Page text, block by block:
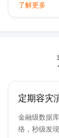
了解更多
定期容灾
金融级数据
络，秒级发